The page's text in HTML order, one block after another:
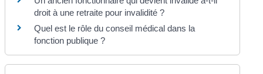
droit à une retraite pour invalidité ?
Quel est le rôle du conseil médical dans la
fonction publique ?